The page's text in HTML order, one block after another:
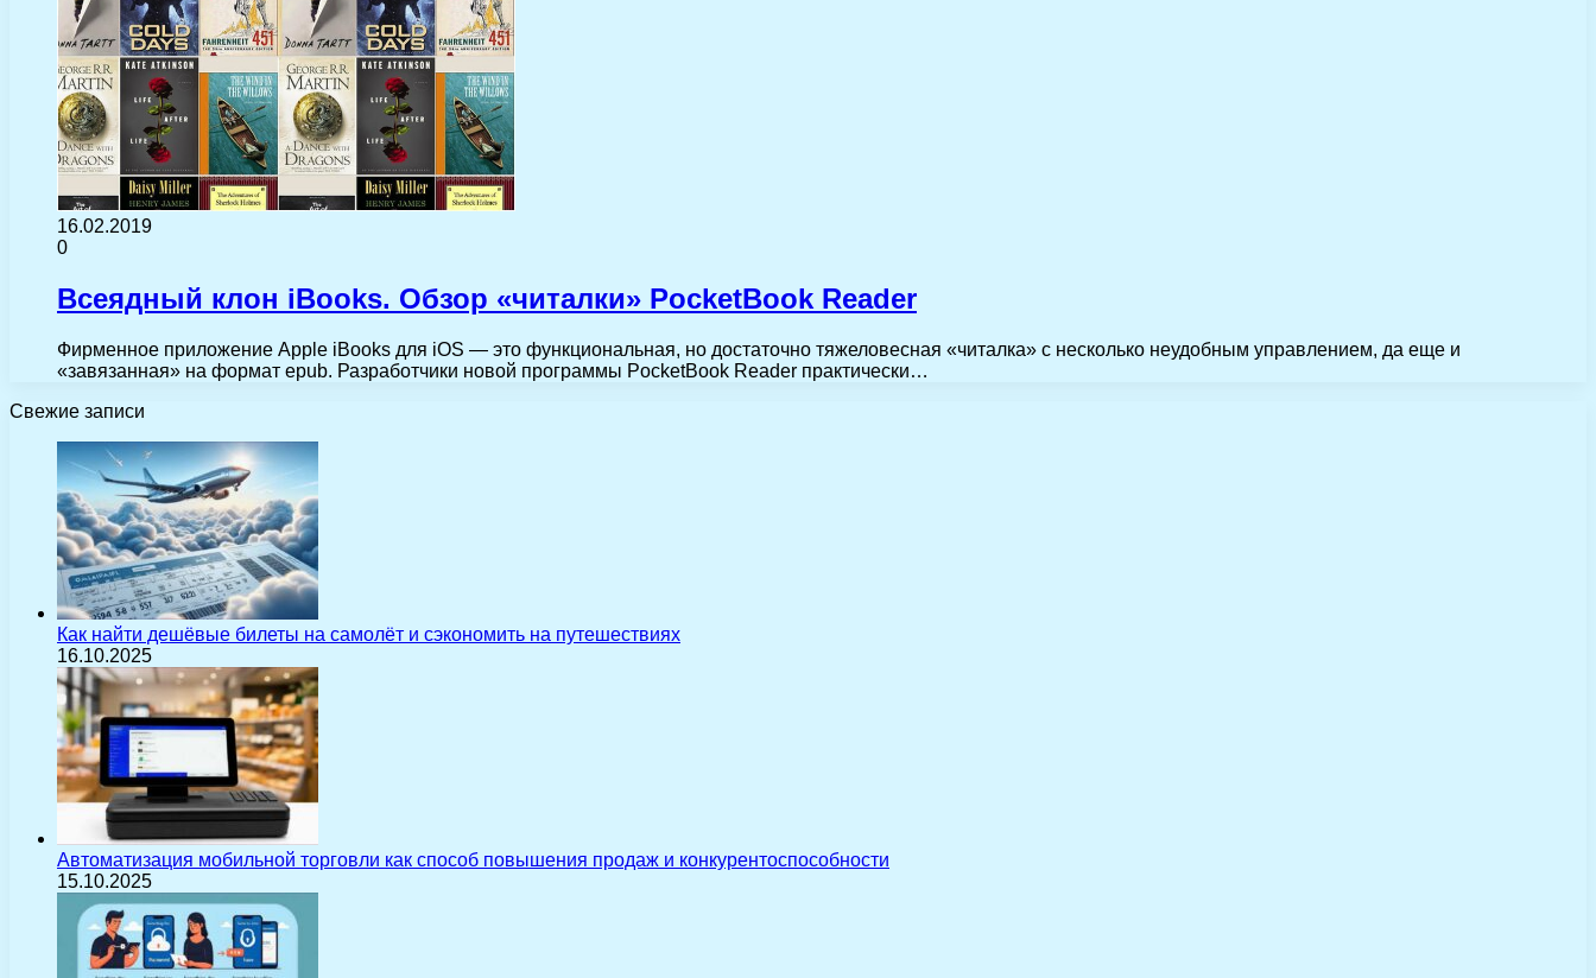
16.02.2019
0
Всеядный клон iBooks. Обзор «читалки» PocketBook Reader
Фирменное приложение Apple iBooks для iOS — это функциональная, но достаточно тяжеловесная «читалка» с несколько неудобным управлением, да еще и
«завязанная» на формат epub. Разработчики новой программы PocketBook Reader практически…
Свежие записи
Как найти дешёвые билеты на самолёт и сэкономить на путешествиях
16.10.2025
Автоматизация мобильной торговли как способ повышения продаж и конкурентоспособности
15.10.2025